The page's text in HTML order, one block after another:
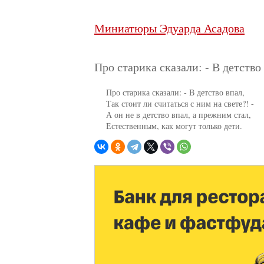
Миниатюры Эдуарда Асадова
Про старика сказали: - В
     Про старика сказали: - В детство впал,
     Так стоит ли считаться с ним на свете?! -
     А он не в детство впал, а прежним стал,
     Естественным, как могут только дети.